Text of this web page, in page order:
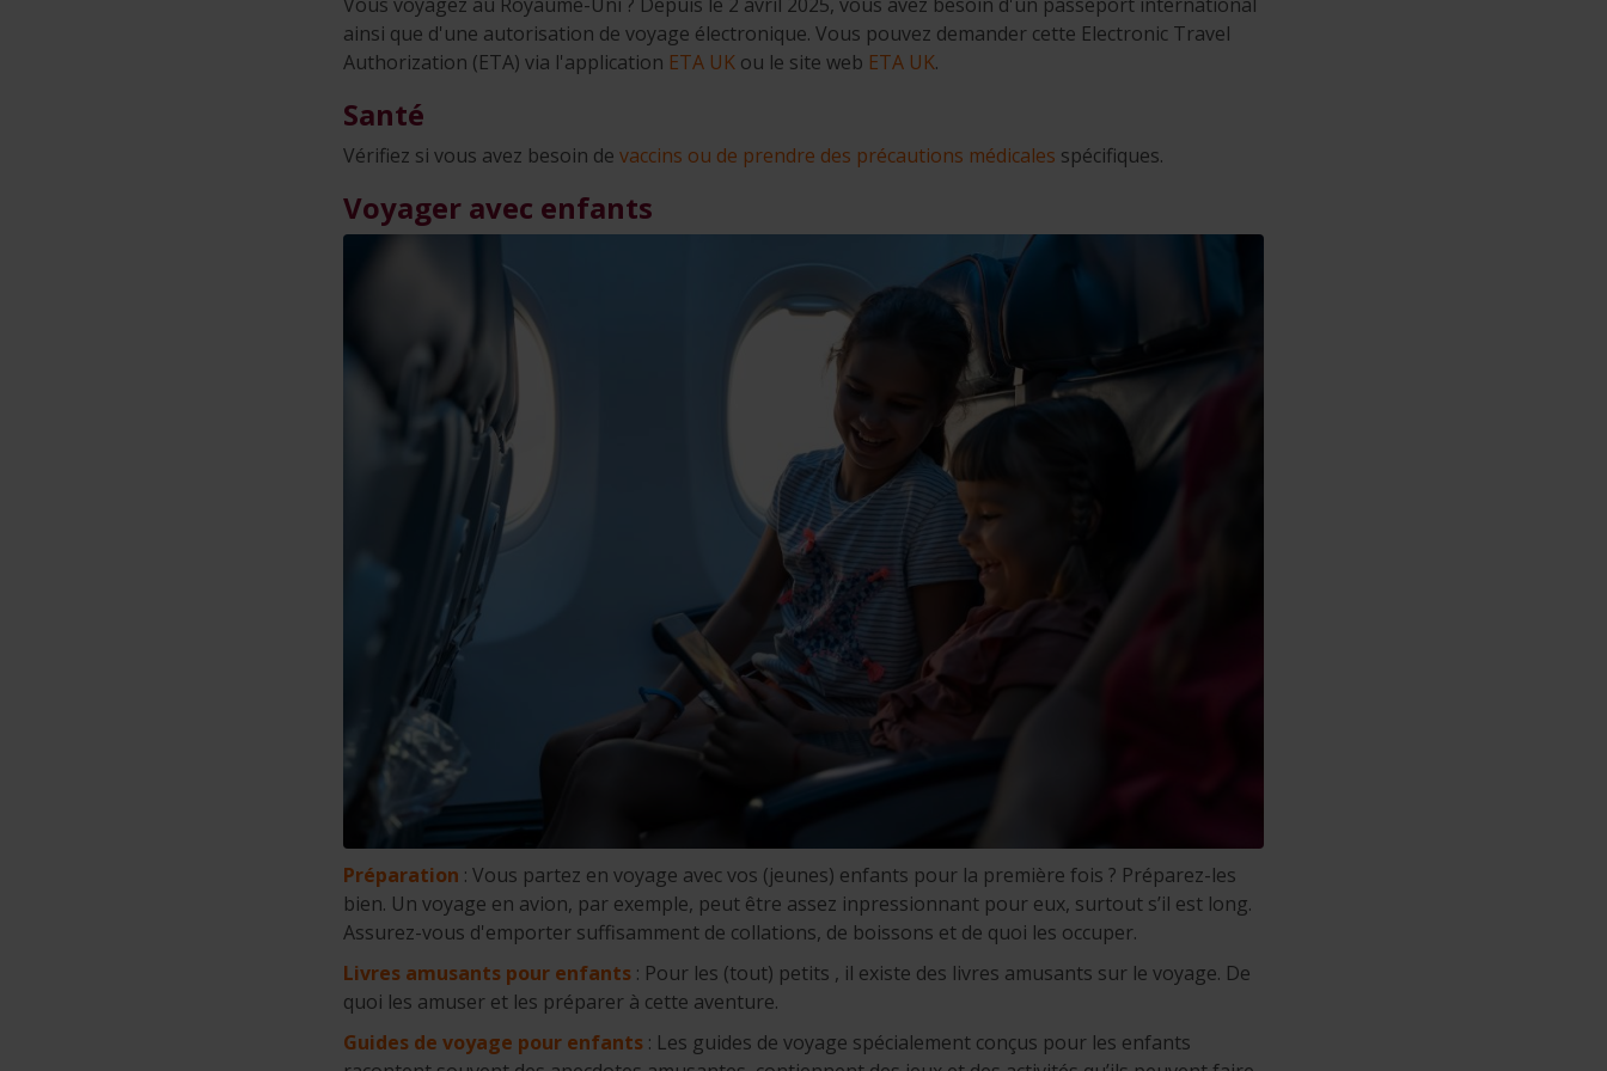
Vous voyagez au Royaume-Uni ? Depuis le 2 avril 2025, vous avez besoin d'un passeport international
ainsi que d'une autorisation de voyage électronique. Vous pouvez demander cette Electronic Travel
Authorization (ETA) via l'application ETA UK ou le site web ETA UK.
Santé
Vérifiez si vous avez besoin de vaccins ou de prendre des précautions médicales spécifiques.
Voyager avec enfants
Préparation : Vous partez en voyage avec vos (jeunes) enfants pour la première fois ? Préparez-les
bien. Un voyage en avion, par exemple, peut être assez inpressionnant pour eux, surtout s’il est long.
Assurez-vous d'emporter suffisamment de collations, de boissons et de quoi les occuper.
Livres amusants pour enfants : Pour les (tout) petits , il existe des livres amusants sur le voyage. De
quoi les amuser et les préparer à cette aventure.
Guides de voyage pour enfants : Les guides de voyage spécialement conçus pour les enfants